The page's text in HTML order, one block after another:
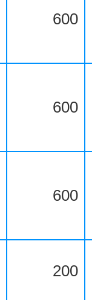
600
600
600
200